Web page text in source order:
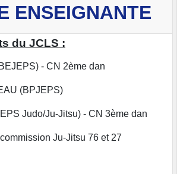
ENSEIGNANTE
du JCLS :
- CN 2ème dan
(BPJEPS)
Judo/Ju-Jitsu) - CN 3ème dan
Ju-Jitsu 76 et 27